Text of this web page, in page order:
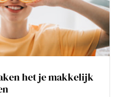
het je makkelijk